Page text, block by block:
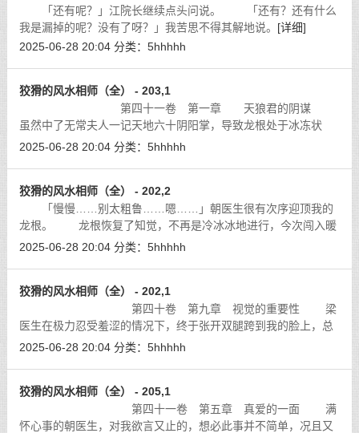
「还有呢？」江院长继续点头问说。 「还有？还有什么
我是漏掉的呢？没有了呀？」我苦思不得其解地说。 [详细]
2025-06-28 20:04 分类： 5hhhhh
狡猾的风水相师（全） - 203,1
第四十一卷 第一章 天狼君的阴谋
虽然中了无常夫人一记天地六十阴阳掌，导致龙根处于冰冻状
态，幸亏得到孕妇梁医生的精气所化解，算是避了一劫。不过却
2025-06-28 20:04 分类： 5hhhhh
狡猾的风水相师（全） - 202,2
「慢慢……别太粗鲁……嗯……」朝医生很有次序迎顶我的
龙根。 龙根恢复了知觉，不再是冷冰冰地进行，今次闯入暖
烘烘的玉洞里，自然迫不及待的冲刺一番，哪还会听朝医生的吩
2025-06-28 20:04 分类： 5hhhhh
狡猾的风水相师（全） - 202,1
第四十卷 第九章 视觉的重要性 梁
医生在极力忍受羞涩的情况下，终于张开双腿跨到我的脸上，总
算没有浪费朝医生和婷婷一番口舌的激励。而我此刻亦极为兴
2025-06-28 20:04 分类： 5hhhhh
狡猾的风水相师（全） - 205,1
第四十一卷 第五章 真爱的一面 满
怀心事的朝医生，对我欲言又止的，想必此事并不简单，况且又